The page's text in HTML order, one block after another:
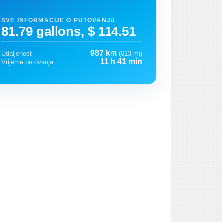
SVE INFORMACIJE O PUTOVANJU
81.79 gallons, $ 114.51
Udaljenost 987 km (613 mi)
Vrijeme putovanja
11 h 41 min